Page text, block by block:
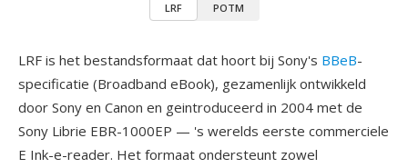
LRF POTM
LRF is het bestandsformaat dat hoort bij Sony's BBeB-
specificatie (Broadband eBook), gezamenlijk ontwikkeld
door Sony en Canon en geintroduceerd in 2004 met de
Sony Librie EBR-1000EP — 's werelds eerste commerciele
E Ink-e-reader. Het formaat ondersteunt zowel